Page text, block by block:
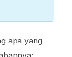
apa yang